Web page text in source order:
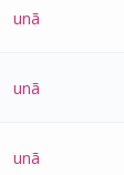
unã
unã
unã